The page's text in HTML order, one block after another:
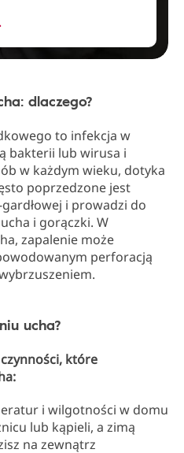
dlaczego?
to infekcja w
bakterii lub wirusa i
w każdym wieku, dotyka
poprzedzone jest
i prowadzi do
i gorączki. W
zapalenie może
perforacją
ucha?
które
i wilgotności w domu
lub kąpieli, a zimą
na zewnątrz